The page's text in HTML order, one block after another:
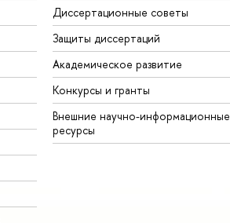
Диссертационные советы
Защиты диссертаций
Академическое развитие
Конкурсы и гранты
Внешние научно-информационные
ресурсы